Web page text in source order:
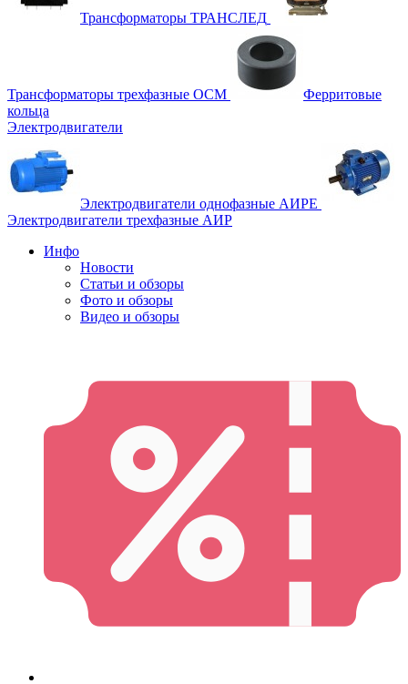
Трансформаторы ТРАНСЛЕД
Трансформаторы трехфазные ОСМ
Ферритовые
кольца
Электродвигатели
Электродвигатели однофазные АИРЕ
Электродвигатели трехфазные АИР
Инфо
Новости
Статьи и обзоры
Фото и обзоры
Видео и обзоры